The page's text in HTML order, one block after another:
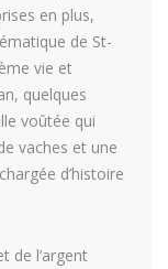
en plus,
de St-
vie et
quelques
voûtée qui
vaches et une
d’histoire
de l’argent